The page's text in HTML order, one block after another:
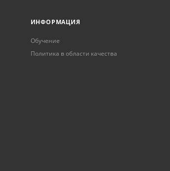
ИНФОРМАЦИЯ
Обучение
Политика в области качества